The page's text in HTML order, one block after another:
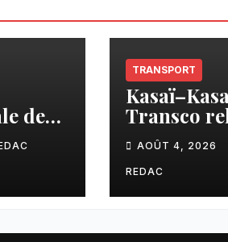
des
TRANSPORT
Transco
liaison
Tshiamu
faciliter les
AOÛT 4, 2026
REDAC